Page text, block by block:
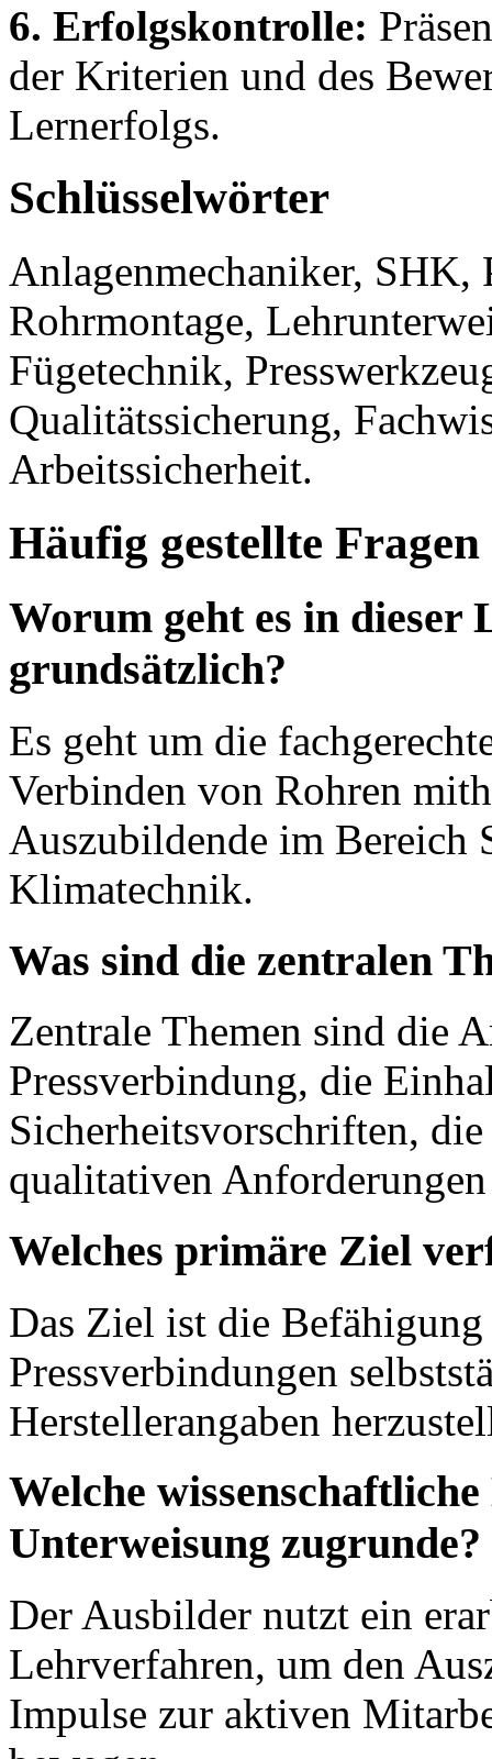
6. Erfolgskontrolle:
der Kriterien und des
Lernerfolgs.
Schlüsselwörter
Anlagenmechaniker, SHK,
Rohrmontage,
Fügetechnik,
Qualitätssicherung,
Arbeitssicherheit.
Häufig gestellte Fragen
Worum geht es in dieser
grundsätzlich?
Es geht um die
Verbinden von Rohren
Auszubildende im Bereich
Klimatechnik.
Was sind die zentralen
Zentrale Themen sind die
Pressverbindung, die
Sicherheitsvorschriften,
qualitativen
Welches primäre Ziel
Das Ziel ist die
Pressverbindungen
Herstellerangaben
Welche
Unterweisung zugrunde?
Der Ausbilder nutzt ein
Lehrverfahren, um den
Impulse zur aktiven